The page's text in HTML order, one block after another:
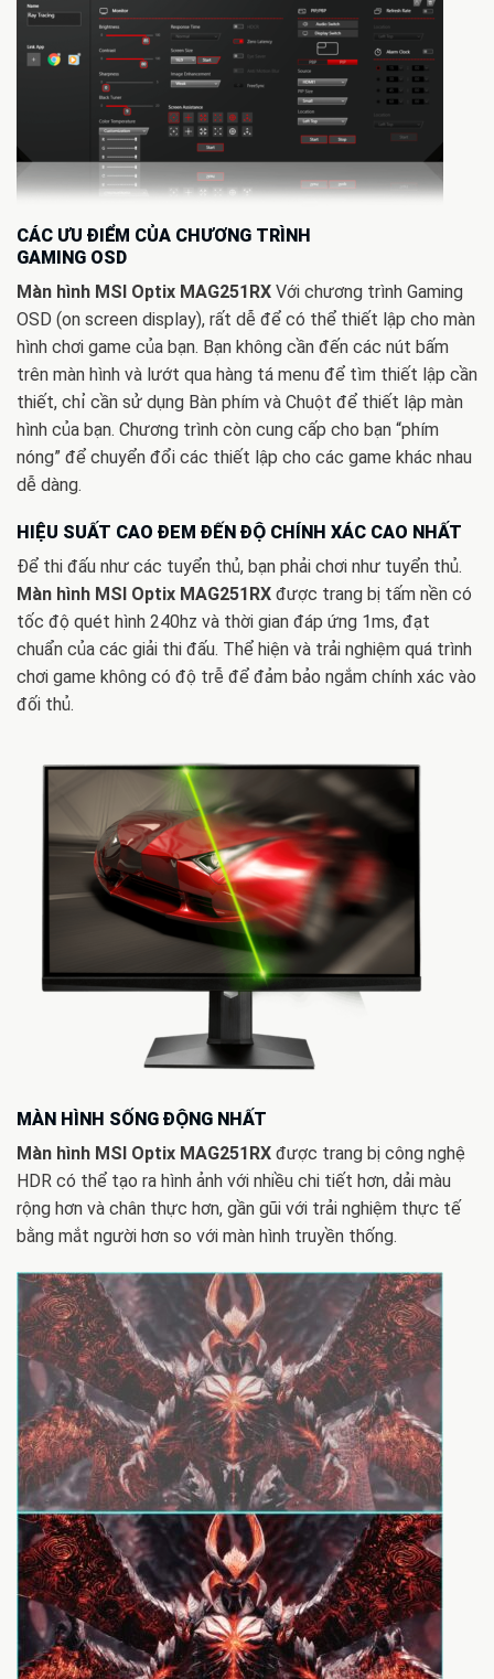
CÁC ƯU ĐIỂM CỦA CHƯƠNG TRÌNH
GAMING OSD
Màn hình MSI Optix MAG251RX Với chương trình Gaming
OSD (on screen display), rất dễ để có thể thiết lập cho màn
hình chơi game của bạn. Bạn không cần đến các nút bấm
trên màn hình và lướt qua hàng tá menu để tìm thiết lập cần
thiết, chỉ cần sử dụng Bàn phím và Chuột để thiết lập màn
hình của bạn. Chương trình còn cung cấp cho bạn “phím
nóng” để chuyển đổi các thiết lập cho các game khác nhau
dễ dàng.
HIỆU SUẤT CAO ĐEM ĐẾN ĐỘ CHÍNH XÁC CAO NHẤT
Để thi đấu như các tuyển thủ, bạn phải chơi như tuyển thủ.
Màn hình MSI Optix MAG251RX được trang bị tấm nền có
tốc độ quét hình 240hz và thời gian đáp ứng 1ms, đạt
chuẩn của các giải thi đấu. Thể hiện và trải nghiệm quá trình
chơi game không có độ trễ để đảm bảo ngắm chính xác vào
đối thủ.
MÀN HÌNH SỐNG ĐỘNG NHẤT
Màn hình MSI Optix MAG251RX được trang bị công nghệ
HDR có thể tạo ra hình ảnh với nhiều chi tiết hơn, dải màu
rộng hơn và chân thực hơn, gần gũi với trải nghiệm thực tế
bằng mắt người hơn so với màn hình truyền thống.